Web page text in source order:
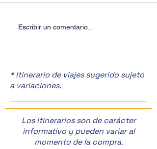
¡Descubre la magia de la
Escribir un comentario...
* Itinerario de viajes sugerido sujeto
a variaciones.
Los itinerarios son de carácter
informativo y pueden variar al
momento de la compra.